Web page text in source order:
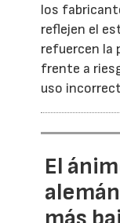
los
reflejen el
refuercen la
frente a
uso
El